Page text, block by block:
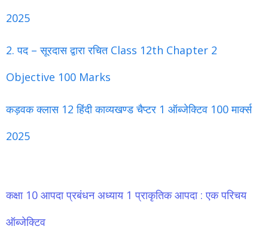
2025
2. पद – सूरदास द्वारा रचित Class 12th Chapter 2
Objective 100 Marks
कड़वक क्लास 12 हिंदी काव्यखण्ड चैप्टर 1 ऑब्जेक्टिव 100 मार्क्स
2025
कक्षा 10 आपदा प्रबंधन अध्याय 1 प्राकृतिक आपदा : एक परिचय
ऑब्जेक्टिव